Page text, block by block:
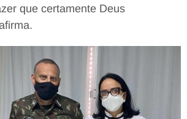
que certamente Deus